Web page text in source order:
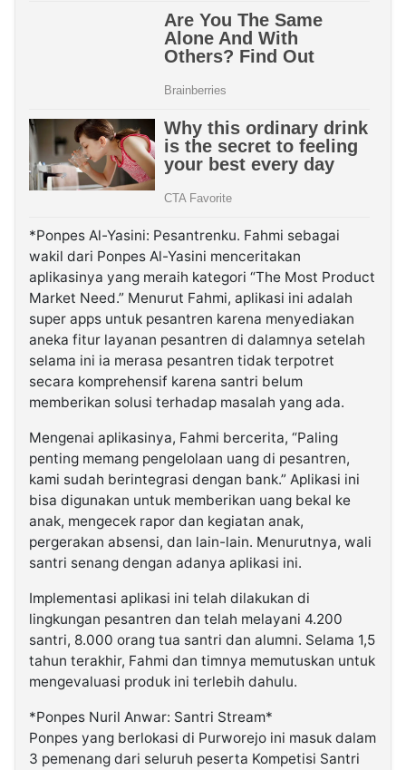
*Ponpes Al-Yasini: Pesantrenku. Fahmi sebagai
wakil dari Ponpes Al-Yasini menceritakan
aplikasinya yang meraih kategori “The Most Product
Market Need.” Menurut Fahmi, aplikasi ini adalah
super apps untuk pesantren karena menyediakan
aneka fitur layanan pesantren di dalamnya setelah
selama ini ia merasa pesantren tidak terpotret
secara komprehensif karena santri belum
memberikan solusi terhadap masalah yang ada.
Mengenai aplikasinya, Fahmi bercerita, “Paling
penting memang pengelolaan uang di pesantren,
kami sudah berintegrasi dengan bank.” Aplikasi ini
bisa digunakan untuk memberikan uang bekal ke
anak, mengecek rapor dan kegiatan anak,
pergerakan absensi, dan lain-lain. Menurutnya, wali
santri senang dengan adanya aplikasi ini.
Implementasi aplikasi ini telah dilakukan di
lingkungan pesantren dan telah melayani 4.200
santri, 8.000 orang tua santri dan alumni. Selama 1,5
tahun terakhir, Fahmi dan timnya memutuskan untuk
mengevaluasi produk ini terlebih dahulu.
*Ponpes Nuril Anwar: Santri Stream*
Ponpes yang berlokasi di Purworejo ini masuk dalam
3 pemenang dari seluruh peserta Kompetisi Santri